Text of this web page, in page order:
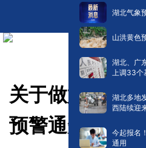
湖北气象
山洪黄色
湖北、广
上调33个
湖北多地
西陆续迎
今起报名
通用
关于做好雷雨大
预警通知